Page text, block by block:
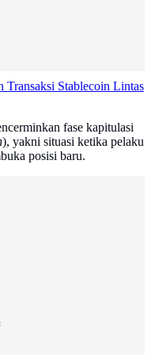
Stablecoin Lintas
fase kapitulasi
), yakni situasi ketika pelaku
posisi baru.